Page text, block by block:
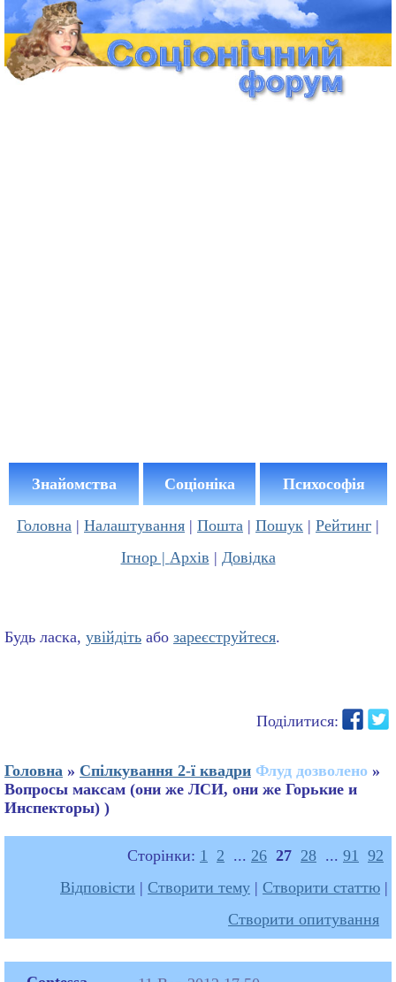
Знайомства Соціоніка Психософія
Головна | Налаштування | Пошта | Пошук | Рейтинг |
Ігнор | Архів | Довідка
Будь ласка, увійдіть або зареєструйтеся.
Поділитися:
Головна » Спілкування 2-ї квадри Флуд дозволено »
Вопросы максам (они же ЛСИ, они же Горькие и
Инспекторы) )
Сторінки: 1 2 ... 26 27 28 ... 91
92
Відповісти | Створити тему | Створити статтю |
Створити опитування